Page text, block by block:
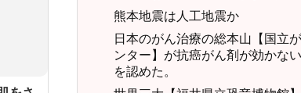
熊本地震は人工地震か
日本のがん治療の総本山【国立
ンター】が抗癌がん剤が効かな
を認めた。